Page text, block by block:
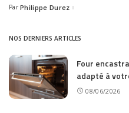
Posted
Par Philippe Durez
NOS DERNIERS ARTICLES
Four
adapté à
08/06/2026